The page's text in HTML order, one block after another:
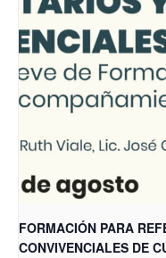
FORMACIÓN PARA
CONVIVENCIALES DE